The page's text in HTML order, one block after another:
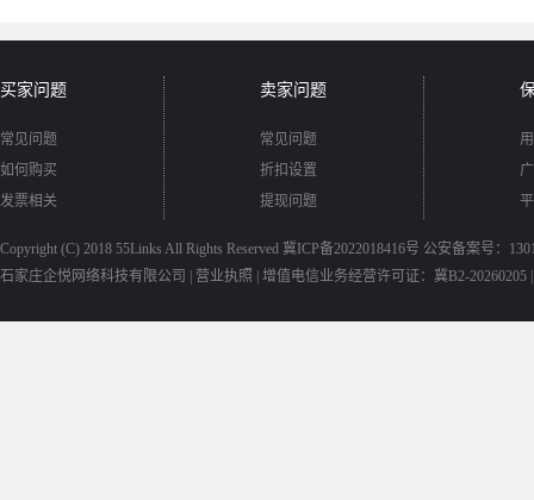
买家问题
常见问题
如何购买
发票相关
卖家问题
常见问题
折扣设置
提现问题
Copyright (C) 2018 55Links All Rights Reserved 冀ICP备2022018416号 公安备案号：
石家庄企悦网络科技有限公司 | 营业执照 增值电信业务经营许可证：冀B2-20260205